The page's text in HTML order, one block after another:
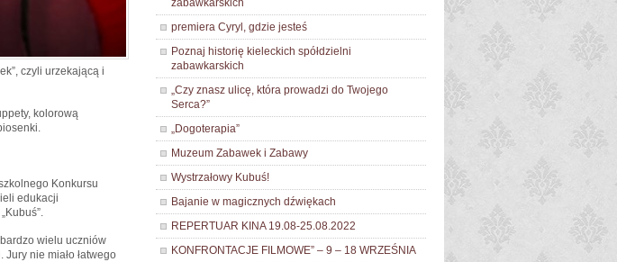
czyli urzekającą i
kolorową
Konkursu
edukacji
wielu uczniów
nie miało łatwego
zabawkarskich
premiera Cyryl, gdzie jesteś
Poznaj historię kieleckich spółdzielni
zabawkarskich
„Czy znasz ulicę, która prowadzi do Twojego
Serca?”
„Dogoterapia”
Muzeum Zabawek i Zabawy
Wystrzałowy Kubuś!
Bajanie w magicznych dźwiękach
REPERTUAR KINA 19.08-25.08.2022
KONFRONTACJE FILMOWE” – 9 – 18 WRZEŚNIA